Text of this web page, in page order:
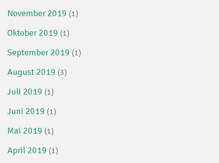
November 2019 (1)
Oktober 2019 (1)
September 2019 (1)
August 2019 (3)
Juli 2019 (1)
Juni 2019 (1)
Mai 2019 (1)
April 2019 (1)